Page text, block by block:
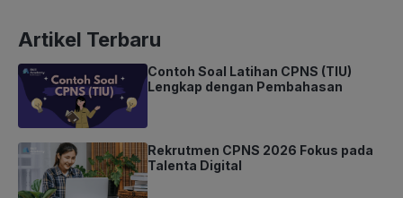
Artikel Terbaru
Contoh Soal Latihan CPNS (TIU)
Lengkap dengan Pembahasan
Rekrutmen CPNS 2026 Fokus pada
Talenta Digital